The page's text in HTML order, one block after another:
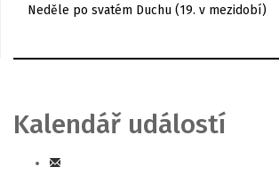
Neděle po svatém Duchu (19. v mezidobí)
Kalendář událostí